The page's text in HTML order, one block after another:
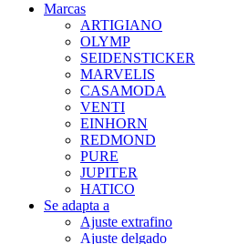
Marcas
ARTIGIANO
OLYMP
SEIDENSTICKER
MARVELIS
CASAMODA
VENTI
EINHORN
REDMOND
PURE
JUPITER
HATICO
Se adapta a
Ajuste extrafino
Ajuste delgado